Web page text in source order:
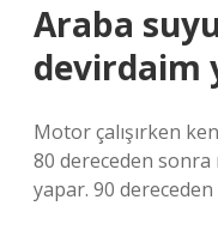
Araba
devirdaim
Motor çalışırken
80 dereceden
yapar. 90